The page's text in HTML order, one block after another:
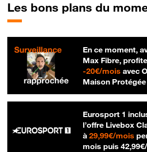
Les bons plans du
En ce moment,
Max Fibre,
-20€/mois20 €
avec
Maison Protégée
Eurosport 1
l’offre Livebox
à 29,99€/mois
mois puis